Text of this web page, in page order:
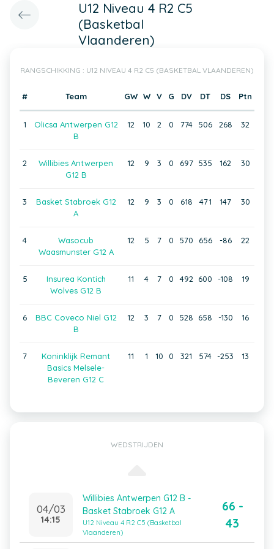
U12 Niveau 4 R2 C5
(Basketbal
Vlaanderen)
RANGSCHIKKING : U12 NIVEAU 4 R2 C5 (BASKETBAL VLAANDEREN)
# Team GW W V G DV DT DS Ptn
1
Olicsa Antwerpen G12
B
12 10 2 0 774 506 268 32
2
Willibies Antwerpen
G12 B
12 9 3 0 697 535 162 30
3
Basket Stabroek G12
A
12 9 3 0 618 471 147 30
4
Wasocub
Waasmunster G12 A
12 5 7 0 570 656 -86 22
5
Insurea Kontich
Wolves G12 B
11 4 7 0 492 600 -108 19
6
BBC Coveco Niel G12
B
12 3 7 0 528 658 -130 16
7
Koninklijk Remant
Basics Melsele-
Beveren G12 C
11 1 10 0 321 574 -253 13
WEDSTRIJDEN
04/03
14:15
Willibies Antwerpen G12 B -
Basket Stabroek G12 A
U12 Niveau 4 R2 C5 (Basketbal
Vlaanderen)
66 -
43